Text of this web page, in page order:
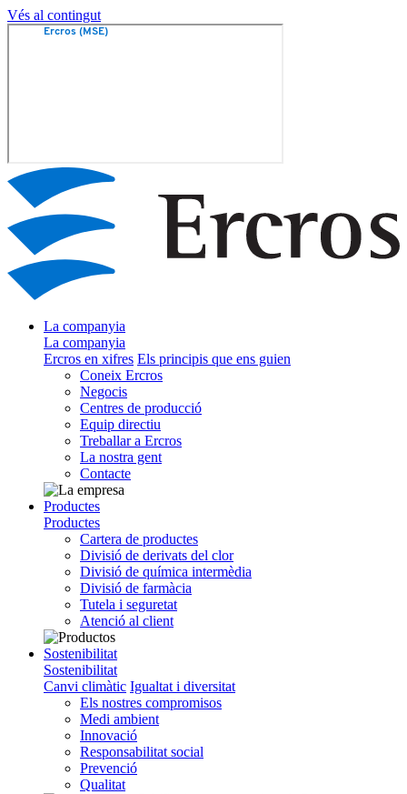
Vés al contingut
La companyia
La companyia
Ercros en xifres Els principis que ens guien
Coneix Ercros
Negocis
Centres de producció
Equip directiu
Treballar a Ercros
La nostra gent
Contacte
Productes
Productes
Cartera de productes
Divisió de derivats del clor
Divisió de química intermèdia
Divisió de farmàcia
Tutela i seguretat
Atenció al client
Sostenibilitat
Sostenibilitat
Canvi climàtic Igualtat i diversitat
Els nostres compromisos
Medi ambient
Innovació
Responsabilitat social
Prevenció
Qualitat